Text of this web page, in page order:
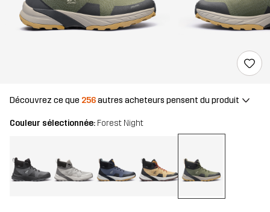
Découvrez ce que 256autres acheteurs pensent du produit
Couleur sélectionnée: Forest Night